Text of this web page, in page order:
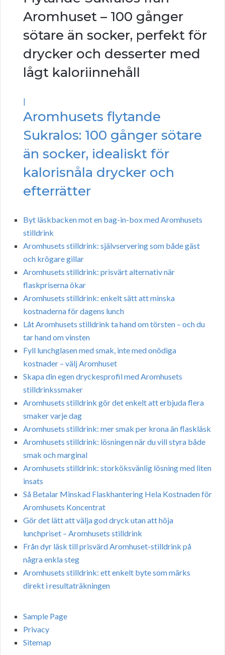
Aromhuset – 100 gånger
sötare än socker, perfekt för
drycker och desserter med
lågt kaloriinnehåll
|
Aromhusets flytande
Sukralos: 100 gånger sötare
än socker, idealiskt för
kalorisnåla drycker och
efterrätter
Byt läskbacken mot en bag-in-box med Aromhusets
stilldrink
Aromhusets stilldrink: självservering som både gäst
och krögare gillar
Aromhusets stilldrink: prisvärt alternativ när
flaskpriserna ökar
Aromhusets stilldrink: enkelt sätt att minska
kostnaderna för dagens lunch
Låt Aromhusets stilldrink ta hand om törsten – och du
tar hand om vinsten
Fyll lunchglasen med smak, inte med onödiga
kostnader – välj Aromhuset
Skapa din egen dryckesprofil med Aromhusets
stilldrinkssmaker
Aromhusets stilldrink gör det enkelt att erbjuda flera
smaker varje dag
Aromhusets stilldrink: mer smak per krona än flaskläsk
Aromhusets stilldrink: lösningen när du vill styra både
smak och marginal
Aromhusets stilldrink: storköksvänlig lösning med liten
insats
Så Betalar Minskad Flaskhantering Hela Kostnaden för
Aromhusets Koncentrat
Gör det lätt att välja god dryck utan att höja
lunchpriset – Aromhusets stilldrink
Från dyr läsk till prisvärd Aromhuset-stilldrink på
några enkla steg
Aromhusets stilldrink: ett enkelt byte som märks
direkt i resultaträkningen
Sample Page
Privacy
Sitemap